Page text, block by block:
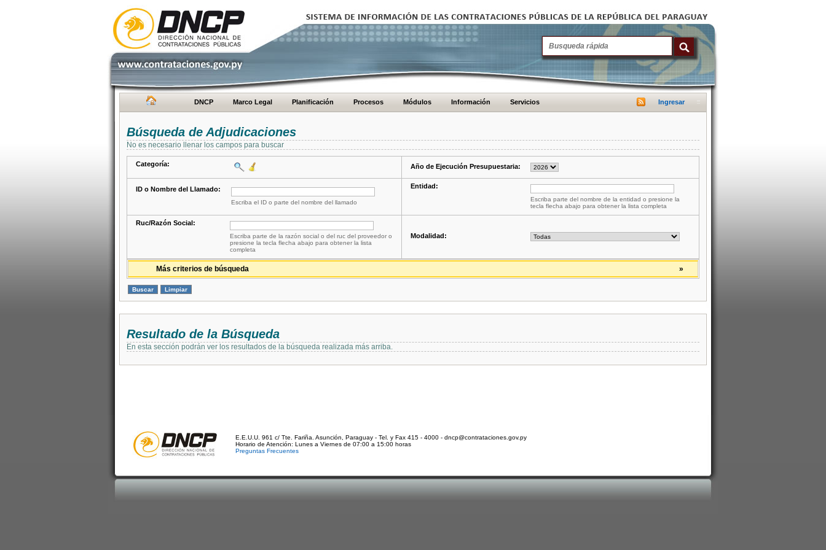
DNCP Marco Legal Planificación Procesos Módulos Información Servicios Ingresar
Búsqueda de Adjudicaciones
No es necesario llenar los campos para buscar
Categoría: Año de Ejecución Presupuestaria:
ID o Nombre del Llamado:
Escriba el ID o parte del nombre del llamado
Entidad:
Escriba parte del nombre de la entidad o presione la
tecla flecha abajo para obtener la lista completa
Ruc/Razón Social:
Escriba parte de la razón social o del ruc del proveedor o
presione la tecla flecha abajo para obtener la lista
completa
Modalidad:
»
Más criterios de búsqueda
Resultado de la Búsqueda
En esta sección podrán ver los resultados de la búsqueda realizada más arriba.
E.E.U.U. 961 c/ Tte. Fariña. Asunción, Paraguay - Tel. y Fax 415 - 4000 - dncp@contrataciones.gov.py
Horario de Atención: Lunes a Viernes de 07:00 a 15:00 horas
Preguntas Frecuentes